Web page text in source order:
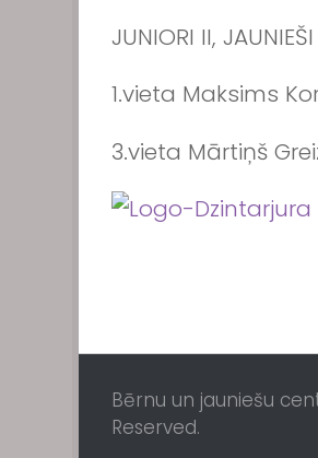
JUNIORI II,
1.vieta Maksims
3.vieta Mārtiņš
Bērnu un jauniešu
Reserved.